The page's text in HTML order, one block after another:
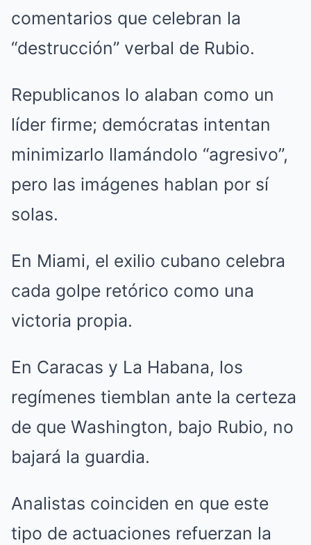
comentarios que celebran la
“destrucción” verbal de Rubio.
Republicanos lo alaban como un
líder firme; demócratas intentan
minimizarlo llamándolo “agresivo”,
pero las imágenes hablan por sí
solas.
En Miami, el exilio cubano celebra
cada golpe retórico como una
victoria propia.
En Caracas y La Habana, los
regímenes tiemblan ante la certeza
de que Washington, bajo Rubio, no
bajará la guardia.
Analistas coinciden en que este
tipo de actuaciones refuerzan la